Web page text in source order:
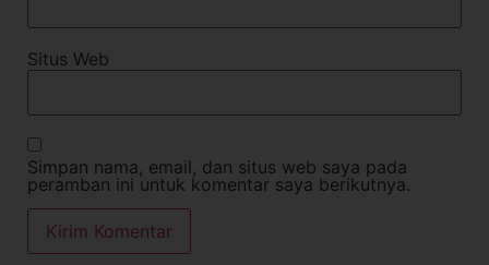
Situs Web
Simpan nama, email, dan situs web saya pada
peramban ini untuk komentar saya berikutnya.